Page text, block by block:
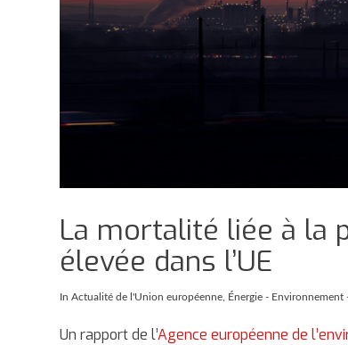
La mortalité liée à la
élevée dans l’UE
InActualité de l'Union européenne Énergie - Environnement
Un rapport de l’Agence européenne de